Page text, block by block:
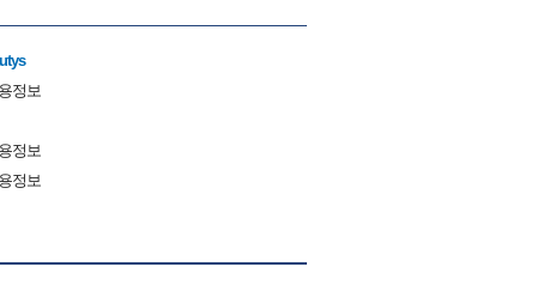
정보
정보
정보